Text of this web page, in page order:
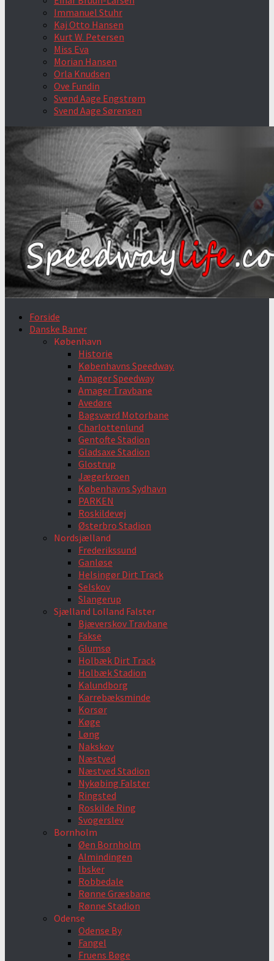
Immanuel Stuhr
Kaj Otto Hansen
Kurt W. Petersen
Miss Eva
Morian Hansen
Orla Knudsen
Ove Fundin
Svend Aage Engstrøm
Svend Aage Sørensen
Forside
Danske Baner
København
Historie
Københavns Speedway.
Amager Speedway
Amager Travbane
Avedøre
Bagsværd Motorbane
Charlottenlund
Gentofte Stadion
Gladsaxe Stadion
Glostrup
Jægerkroen
Københavns Sydhavn
PARKEN
Roskildevej
Østerbro Stadion
Nordsjælland
Frederikssund
Ganløse
Helsingør Dirt Track
Selskov
Slangerup
Sjælland Lolland Falster
Bjæverskov Travbane
Fakse
Glumsø
Holbæk Dirt Track
Holbæk Stadion
Kalundborg
Karrebæksminde
Korsør
Køge
Løng
Nakskov
Næstved
Næstved Stadion
Nykøbing Falster
Ringsted
Roskilde Ring
Svogerslev
Bornholm
Øen Bornholm
Almindingen
Ibsker
Robbedale
Rønne Græsbane
Rønne Stadion
Odense
Odense By
Fangel
Fruens Bøge